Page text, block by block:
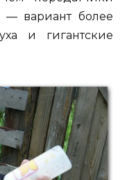
— вариант более
и гигантские